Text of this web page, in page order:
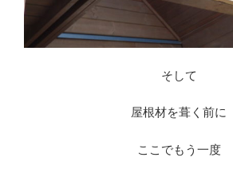
そして
屋根材を葺く前に
ここでもう一度